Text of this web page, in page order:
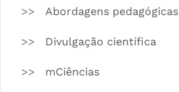
Abordagens pedagógicas
Divulgação científica
mCiências